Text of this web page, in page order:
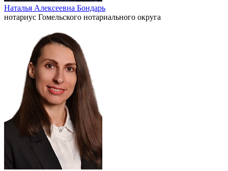
Наталья Алексеевна Бондарь
нотариус Гомельского нотариального округа